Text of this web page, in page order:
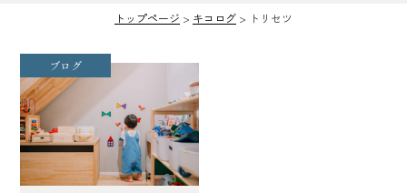
トップページ > キコログ > トリセツ
ブログ